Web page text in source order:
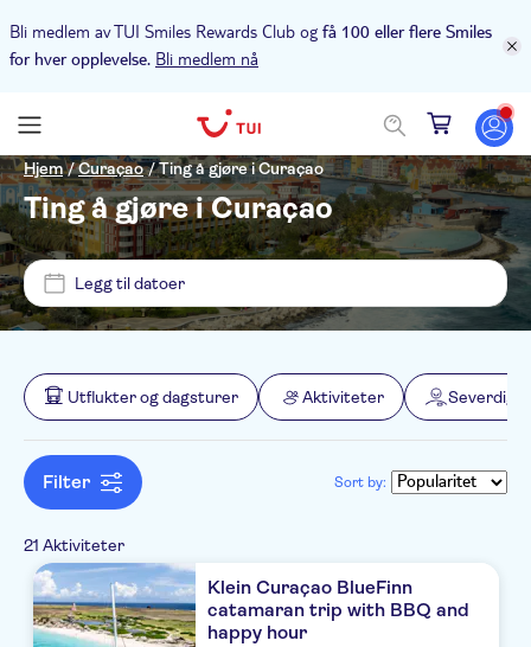
Bli medlem av TUI Smiles Rewards Club og få 100 eller flere Smiles
for hver opplevelse. Bli medlem nå
Hjem /Curaçao /Ting å gjøre i Curaçao
Ting å gjøre i Curaçao
Legg til datoer
Min NOK Max NOK
Upphämtning på hotellet
NO-PICKUP
Chogogo Dive & Beach Resort
Alternativer
Gratis kansellering
Elektronisk billett
Guidet rundtur
Måltid er inkludert
Lokalt særpreg
Små Grupper
Utflukter og dagsturer
Båtturer
Sightseeing og tradisjoner
På landsbygda
Byrundturer
Mat og drikke
Prøvesmaking
Kultur og historie
Aktiviteter
Natur
Offroad
Vannaktiviteter
Byaktiviteter
Severdigheter
Museer
Billetter og arrangementer
Aktivitetsspråk
Dutch
English
Utflukter og dagsturer Aktiviteter
Filter Sort by:
21 Aktiviteter
Klein Curaçao BlueFinn
catamaran trip with BBQ and
happy hour